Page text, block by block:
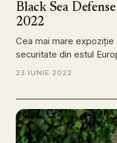
Black Sea
2022
Cea mai mare expoziție
securitate din estul
23 IUNIE 2022